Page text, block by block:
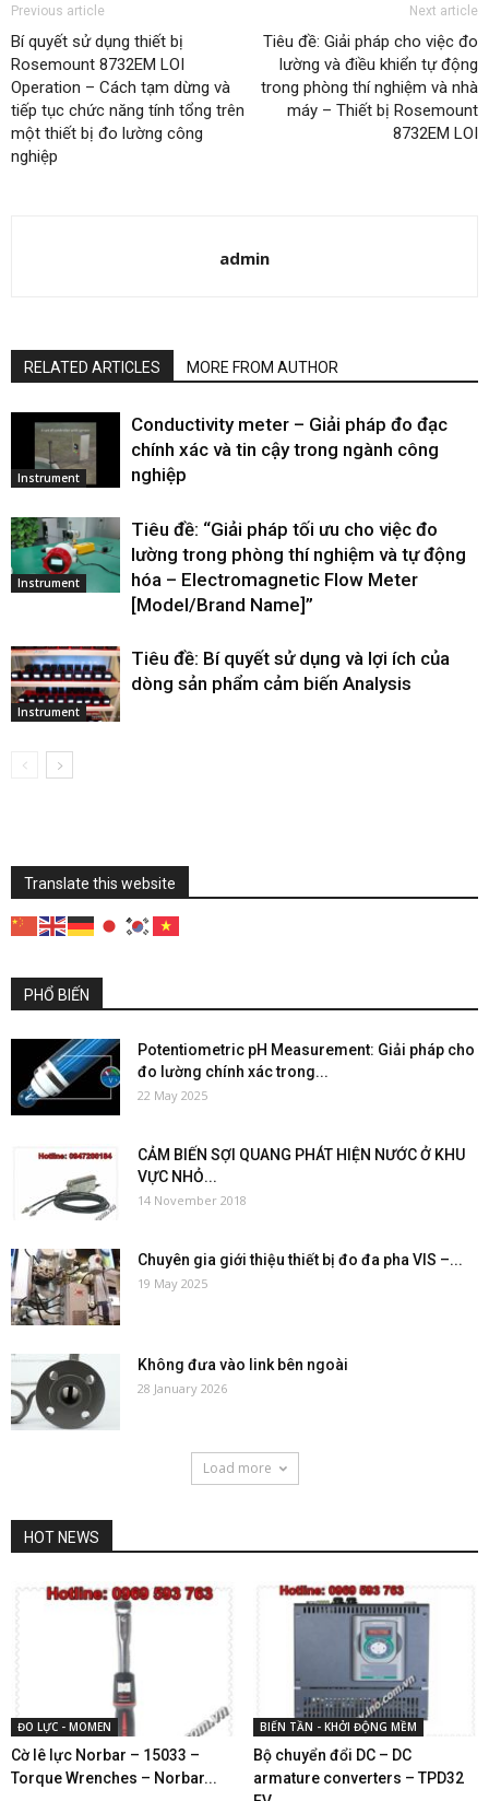
Previous article
Bí quyết sử dụng thiết bị
Rosemount 8732EM LOI
Operation – Cách tạm dừng và
tiếp tục chức năng tính tổng trên
một thiết bị đo lường công
nghiệp
Next article
Tiêu đề: Giải pháp cho việc đo
lường và điều khiển tự động
trong phòng thí nghiệm và nhà
máy – Thiết bị Rosemount
8732EM LOI
admin
RELATED ARTICLES MORE FROM AUTHOR
Instrument
Conductivity meter – Giải pháp đo đạc
chính xác và tin cậy trong ngành công
nghiệp
Instrument
Tiêu đề: “Giải pháp tối ưu cho việc đo
lường trong phòng thí nghiệm và tự động
hóa – Electromagnetic Flow Meter
[Model/Brand Name]”
Instrument
Tiêu đề: Bí quyết sử dụng và lợi ích của
dòng sản phẩm cảm biến Analysis
Translate this website
PHỔ BIẾN
Potentiometric pH Measurement: Giải pháp cho
đo lường chính xác trong...
22 May 2025
CẢM BIẾN SỢI QUANG PHÁT HIỆN NƯỚC Ở KHU
VỰC NHỎ...
14 November 2018
Chuyên gia giới thiệu thiết bị đo đa pha VIS –...
19 May 2025
Không đưa vào link bên ngoài
28 January 2026
Load more
HOT NEWS
ĐO LỰC - MOMEN
Cờ lê lực Norbar – 15033 –
Torque Wrenches – Norbar...
BIẾN TẦN - KHỞI ĐỘNG MỀM
Bộ chuyển đổi DC – DC
armature converters – TPD32